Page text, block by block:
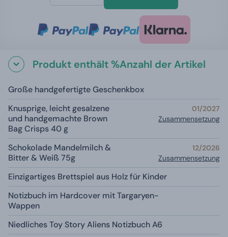
Produkt enthält %Anzahl der Artikel
Große handgefertigte Geschenkbox
Knusprige, leicht gesalzene
und handgemachte Brown
Bag Crisps 40 g
01/2027
Zusammensetzung
Schokolade Mandelmilch &
Bitter & Weiß 75g
12/2026
Zusammensetzung
Einzigartiges Brettspiel aus Holz für Kinder
Notizbuch im Hardcover mit Targaryen-
Wappen
Niedliches Toy Story Aliens Notizbuch A6